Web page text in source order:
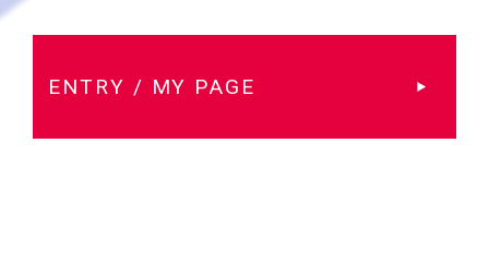
ENTRY / MY PAGE